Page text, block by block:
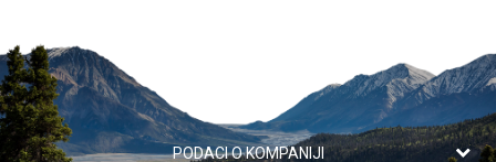
PODACI O KOMPANIJI